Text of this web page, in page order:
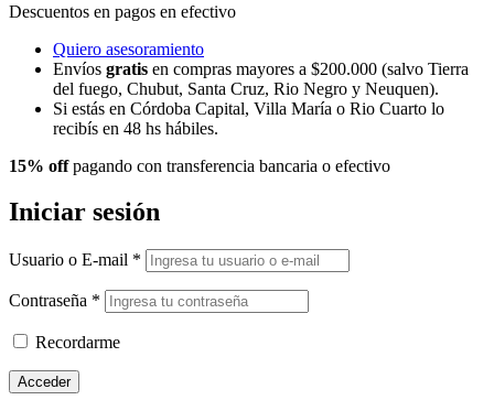
Descuentos en pagos en efectivo
Quiero asesoramiento
Envíos gratis en compras mayores a $200.000 (salvo Tierra
del fuego, Chubut, Santa Cruz, Rio Negro y Neuquen).
Si estás en Córdoba Capital, Villa María o Rio Cuarto lo
recibís en 48 hs hábiles.
15% offpagando con transferencia bancaria o efectivo
Iniciar sesión
Usuario o E-mail *
Contraseña *
Recordarme